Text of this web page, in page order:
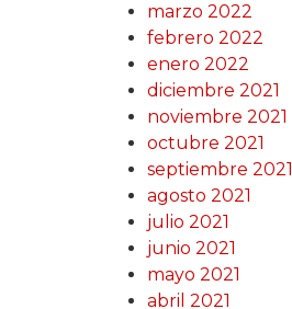
marzo 2022
febrero 2022
enero 2022
diciembre 2021
noviembre 2021
octubre 2021
septiembre 2021
agosto 2021
julio 2021
junio 2021
mayo 2021
abril 2021